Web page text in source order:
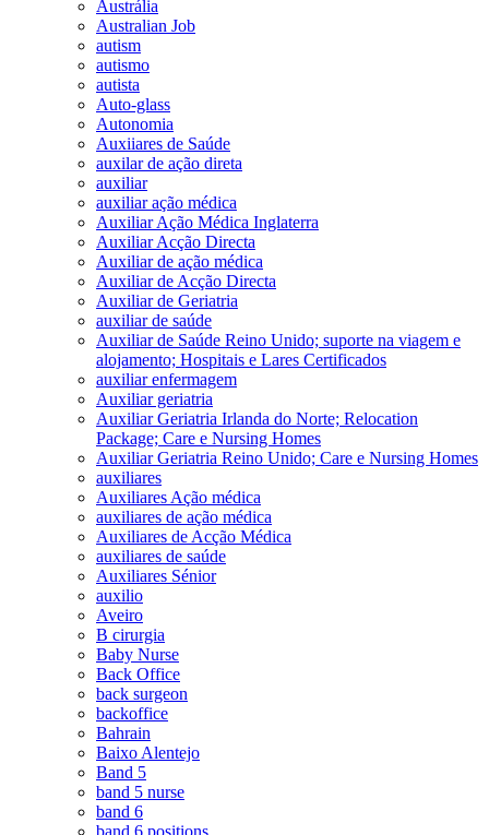
Austrália
Australian Job
autism
autismo
autista
Auto-glass
Autonomia
Auxiiares de Saúde
auxilar de ação direta
auxiliar
auxiliar ação médica
Auxiliar Ação Médica Inglaterra
Auxiliar Acção Directa
Auxiliar de ação médica
Auxiliar de Acção Directa
Auxiliar de Geriatria
auxiliar de saúde
Auxiliar de Saúde Reino Unido; suporte na viagem e
alojamento; Hospitais e Lares Certificados
auxiliar enfermagem
Auxiliar geriatria
Auxiliar Geriatria Irlanda do Norte; Relocation
Package; Care e Nursing Homes
Auxiliar Geriatria Reino Unido; Care e Nursing Homes
auxiliares
Auxiliares Ação médica
auxiliares de ação médica
Auxiliares de Acção Médica
auxiliares de saúde
Auxiliares Sénior
auxilio
Aveiro
B cirurgia
Baby Nurse
Back Office
back surgeon
backoffice
Bahrain
Baixo Alentejo
Band 5
band 5 nurse
band 6
band 6 positions